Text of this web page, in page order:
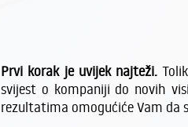
Prvi korak je uvijek najteži.
svijest o kompaniji do novih
rezultatima omogućiće Vam da